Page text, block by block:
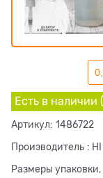
Есть в наличии (
Артикул: 1486722
Производитель :
Размеры